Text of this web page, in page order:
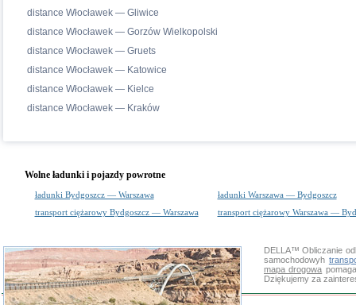
distance Włocławek — Gliwice
distance Włocławek — Gorzów Wielkopolski
distance Włocławek — Gruets
distance Włocławek — Katowice
distance Włocławek — Kielce
distance Włocławek — Kraków
Wolne ładunki i pojazdy powrotne
ładunki Bydgoszcz — Warszawa
ładunki Warszawa — Bydgoszcz
transport ciężarowy Bydgoszcz — Warszawa
transport ciężarowy Warszawa —
DELLA™Obliczanie
samochodowyh
mapa drogowa
Dziękujemy za